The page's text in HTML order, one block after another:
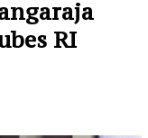
RI